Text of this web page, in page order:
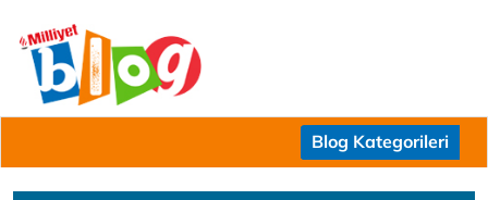
Blog Kategorileri